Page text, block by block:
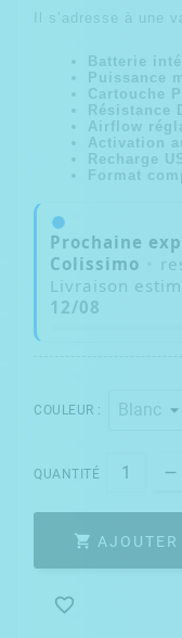
Il s’adresse à une
Batterie
Puissance
Cartouche
Résistance
Airflow
Activation
Recharge
Format
Prochaine
Colissimo
Livraison
12/08
COULEUR :
QUANTITÉ

